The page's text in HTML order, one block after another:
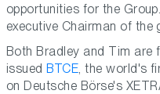
opportunities for the
executive Chairman of the
Both Bradley and Tim are
issuedBTCE , the world's
on Deutsche Börse's